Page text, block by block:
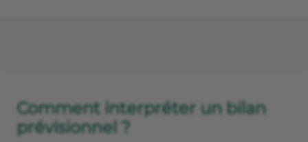
Comment interpréter un bilan
prévisionnel ?